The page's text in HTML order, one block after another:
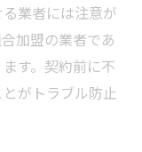
業者には注意が
加盟の業者であ
す。契約前に不
がトラブル防止